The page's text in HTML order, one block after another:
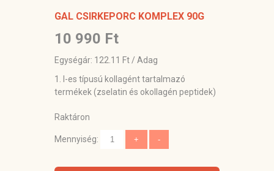
GAL CSIRKEPORC KOMPLEX 90G
10 990 Ft
Egységár: 122.11 Ft / Adag
1. I-es típusú kollagént tartalmazó
termékek (zselatin és okollagén peptidek)
Raktáron
Mennyiség: